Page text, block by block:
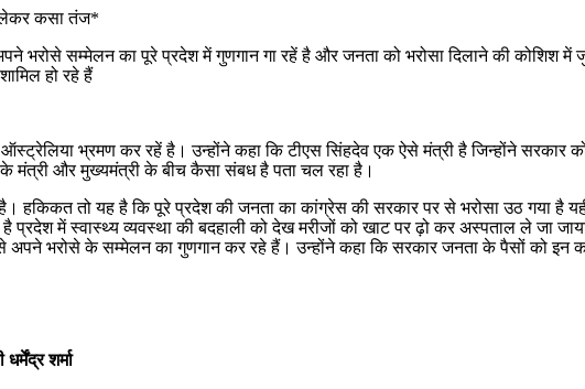
लेकर कसा तंज*
भरोसे सम्मेलन का पूरे प्रदेश में गुणगान गा रहें है और जनता को भरोसा दिलाने की कोशिश में
हो रहे हैं
भ्रमण कर रहें है। उन्होंने कहा कि टीएस सिंहदेव एक ऐसे मंत्री है जिन्होंने सरकार
मंत्री और मुख्यमंत्री के बीच कैसा संबध है पता चल रहा है।
हकिकत तो यह है कि पूरे प्रदेश की जनता का कांग्रेस की सरकार पर से भरोसा उठ गया है
में स्वास्थ्य व्यवस्था की बदहाली को देख मरीजों को खाट पर ढ़ो कर अस्पताल ले जा
भरोसे के सम्मेलन का गुणगान कर रहे हैं। उन्होंने कहा कि सरकार जनता के पैसों को इन
शर्मा